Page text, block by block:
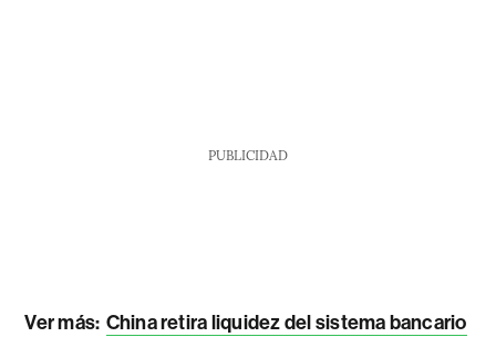
PUBLICIDAD
Ver más: China retira liquidez del sistema bancario